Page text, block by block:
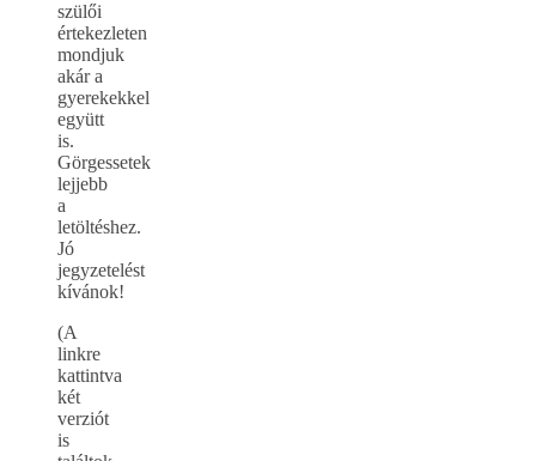
szülői
értekezleten
mondjuk
akár a
gyerekekkel
együtt
is.
Görgessetek
lejjebb
a
letöltéshez.
Jó
jegyzetelést
kívánok!
(A
linkre
kattintva
két
verziót
is